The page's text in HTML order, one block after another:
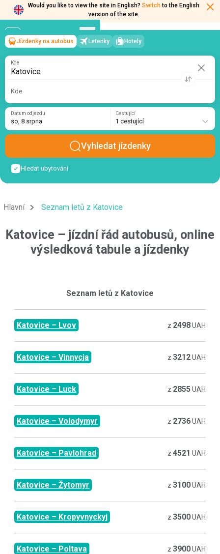
Would you like to view the site in English? Switch to the English
version of the site.
Katovice→
so, 8 srpna/1 cestující
Jízdenky na autobus Letenky Hotely
Kde
Kde
Datum odjezdu
so, 8 srpna
Cestující
1 cestující
Vyhledat jízdenky
Hledat ubytování
Hlavní Seznam letů z Katovice
Katovice – jízdní řád autobusů, online
výsledková tabule a jízdenky
Seznam letů z Katovice
Katovice – Lvov z 2498UAH
Katovice – Vinnycja z 3212UAH
Katovice – Luck z 2855UAH
Katovice – Volodymyr z 2736UAH
Katovice – Pavlohrad z 4521 UAH
Katovice – Žytomyr z 3100UAH
Katovice – Kropyvnyckyj z 3500UAH
Katovice – Poltava z 3900UAH